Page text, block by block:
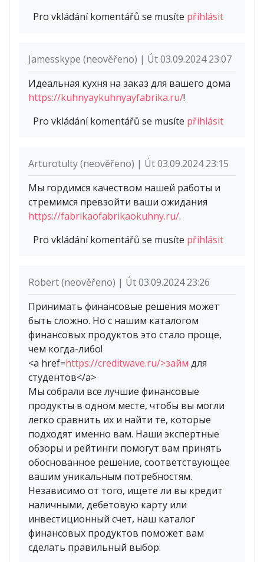
Pro vkládání komentářů se musíte přihlásit
Jamesskype (neověřeno) | Út 03.09.2024 23:07
Идеальная кухня на заказ для вашего дома
https://kuhnyaykuhnyayfabrika.ru/!
Pro vkládání komentářů se musíte přihlásit
Arturotulty (neověřeno) | Út 03.09.2024 23:15
Мы гордимся качеством нашей работы и
стремимся превзойти ваши ожидания
https://fabrikaofabrikaokuhny.ru/.
Pro vkládání komentářů se musíte přihlásit
Robert (neověřeno) | Út 03.09.2024 23:26
Принимать финансовые решения может
быть сложно. Но с нашим каталогом
финансовых продуктов это стало проще,
чем когда-либо!
<a href=https://creditwave.ru/>займ для
студентов</a>
Мы собрали все лучшие финансовые
продукты в одном месте, чтобы вы могли
легко сравнить их и найти те, которые
подходят именно вам. Наши экспертные
обзоры и рейтинги помогут вам принять
обоснованное решение, соответствующее
вашим уникальным потребностям.
Независимо от того, ищете ли вы кредит
наличными, дебетовую карту или
инвестиционный счет, наш каталог
финансовых продуктов поможет вам
сделать правильный выбор.